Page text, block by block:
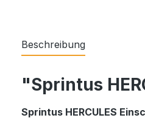
Beschreibung
"Sprintus
Sprintus HERCULES